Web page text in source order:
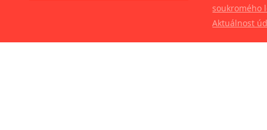
soukromého
Aktuálnost